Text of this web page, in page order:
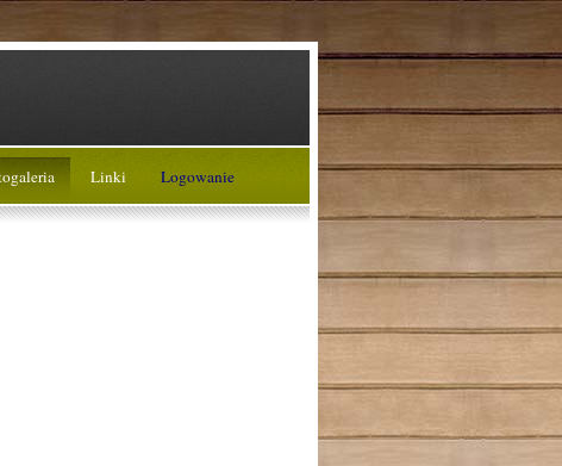
Linki Logowanie